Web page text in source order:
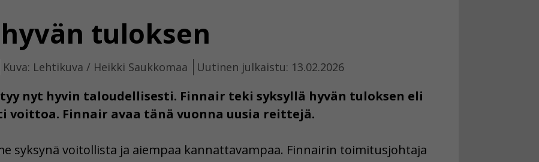
tuloksen
Kuva: Lehtikuva / Heikki Saukkomaa Uutinen julkaistu: 13.02.2026
nyt hyvin taloudellisesti. Finnair teki syksyllä hyvän tuloksen eli
Finnair avaa tänä vuonna uusia reittejä.
syksynä voitollista ja aiempaa kannattavampaa. Finnairin toimitusjohtaja